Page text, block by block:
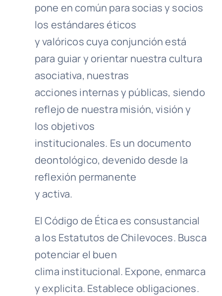
pone en común para socias y socios
los estándares éticos
y valóricos cuya conjunción está
para guiar y orientar nuestra cultura
asociativa, nuestras
acciones internas y públicas, siendo
reflejo de nuestra misión, visión y
los objetivos
institucionales. Es un documento
deontológico, devenido desde la
reflexión permanente
y activa.
El Código de Ética es consustancial
a los Estatutos de Chilevoces. Busca
potenciar el buen
clima institucional. Expone, enmarca
y explicita. Establece obligaciones.